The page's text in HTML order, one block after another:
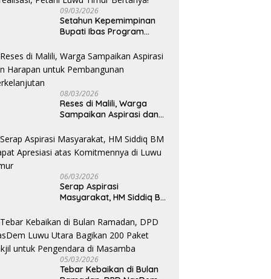
09/03/2026
Setahun Kepemimpinan
Bupati Ibas Program
Direalisasi, Petani Luwu
Timur Bertanya!
08/03/2026
Reses di Malili, Warga
Sampaikan Aspirasi dan
Pembangunan
Berkelanjutan
06/03/2026
Serap Aspirasi
Masyarakat, HM Siddiq BM
Komitmennya di Luwu
Timur
05/03/2026
Tebar Kebaikan di Bulan